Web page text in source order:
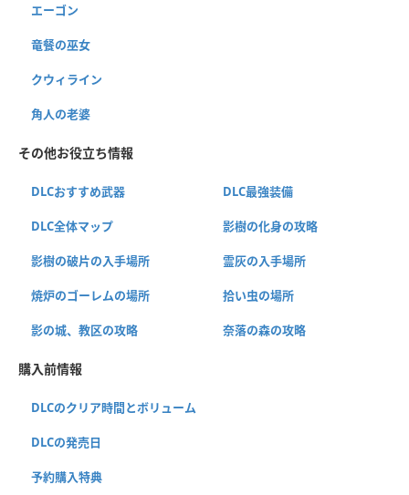
エーゴン
竜餐の巫女
クウィライン
角人の老婆
その他お役立ち情報
DLCおすすめ武器 DLC最強装備
DLC全体マップ 影樹の化身の攻略
影樹の破片の入手場所 霊灰の入手場所
焼炉のゴーレムの場所 拾い虫の場所
影の城、教区の攻略 奈落の森の攻略
購入前情報
DLCのクリア時間とボリューム
DLCの発売日
予約購入特典